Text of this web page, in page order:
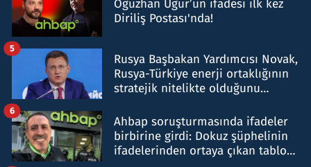
Oğuzhan Uğur’un ifadesi ilk kez
Diriliş Postası'nda!
Rusya Başbakan Yardımcısı Novak,
Rusya-Türkiye enerji ortaklığının
stratejik nitelikte olduğunu
5
Ahbap soruşturmasında ifadeler
birbirine girdi: Dokuz şüphelinin
ifadelerinden ortaya çıkan tablo
6